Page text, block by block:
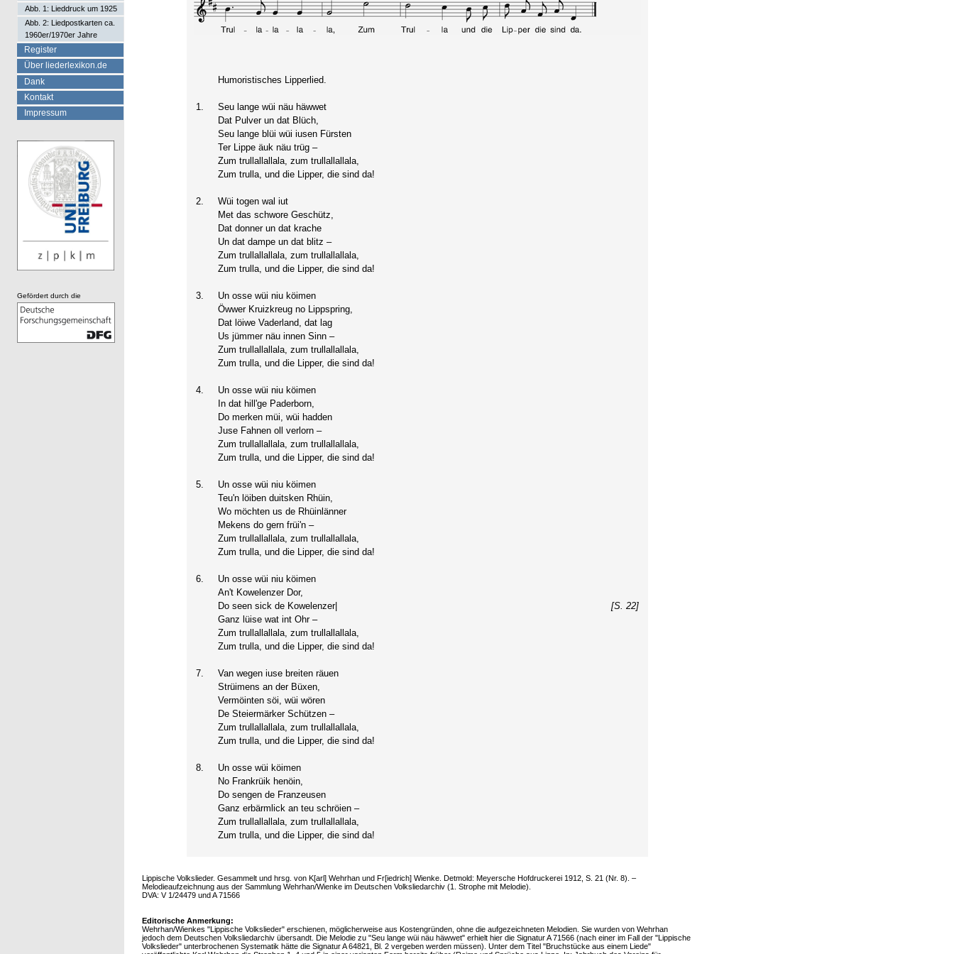
Humoristisches Lipperlied.
1.
Seu lange wüi näu häwwet
Dat Pulver un dat Blüch,
Seu lange blüi wüi iusen Fürsten
Ter Lippe äuk näu trüg –
Zum trullallallala, zum trullallallala,
Zum trulla, und die Lipper, die sind da!
2.
Wüi togen wal iut
Met das schwore Geschütz,
Dat donner un dat krache
Un dat dampe un dat blitz –
Zum trullallallala, zum trullallallala,
Zum trulla, und die Lipper, die sind da!
3.
Un osse wüi niu köimen
Öwwer Kruizkreug no Lippspring,
Dat löiwe Vaderland, dat lag
Us jümmer näu innen Sinn –
Zum trullallallala, zum trullallallala,
Zum trulla, und die Lipper, die sind da!
4.
Un osse wüi niu köimen
In dat hill'ge Paderborn,
Do merken müi, wüi hadden
Juse Fahnen oll verlorn –
Zum trullallallala, zum trullallallala,
Zum trulla, und die Lipper, die sind da!
5.
Un osse wüi niu köimen
Teu'n löiben duitsken Rhüin,
Wo möchten us de Rhüinlänner
Mekens do gern früi'n –
Zum trullallallala, zum trullallallala,
Zum trulla, und die Lipper, die sind da!
6.
Un osse wüi niu köimen
An't Kowelenzer Dor,
Do seen sick de Kowelenzer|
[S. 22]
Ganz lüise wat int Ohr –
Zum trullallallala, zum trullallallala,
Zum trulla, und die Lipper, die sind da!
7.
Van wegen iuse breiten räuen
Strüimens an der Büxen,
Vermöinten söi, wüi wören
De Steiermärker Schützen –
Zum trullallallala, zum trullallallala,
Zum trulla, und die Lipper, die sind da!
8.
Un osse wüi köimen
No Frankrüik henöin,
Do sengen de Franzeusen
Ganz erbärmlick an teu schröien –
Zum trullallallala, zum trullallallala,
Zum trulla, und die Lipper, die sind da!
Lippische Volkslieder. Gesammelt und hrsg. von K[arl] Wehrhan und Fr[iedrich] Wienke. Detmold: Meyersche Hofdruckerei 1912, S. 21 (Nr. 8). –
Melodieaufzeichnung aus der Sammlung Wehrhan/Wienke im Deutschen Volksliedarchiv (1. Strophe mit Melodie).
DVA: V 1/24479 und A 71566
Editorische Anmerkung:
Wehrhan/Wienkes "Lippische Volkslieder" erschienen, möglicherweise aus Kostengründen, ohne die aufgezeichneten Melodien. Sie wurden von Wehrhan
jedoch dem Deutschen Volksliedarchiv übersandt. Die Melodie zu "Seu lange wüi näu häwwet" erhielt hier die Signatur A 71566 (nach einer im Fall der "Lippische
Volkslieder" unterbrochenen Systematik hätte die Signatur A 64821, Bl. 2 vergeben werden müssen). Unter dem Titel "Bruchstücke aus einem Liede"
Abb. 1: Lieddruck um 1925
Abb. 2: Liedpostkarten ca.
1960er/1970er Jahre
Register
Über liederlexikon.de
Dank
Kontakt
Impressum
Gefördert durch die